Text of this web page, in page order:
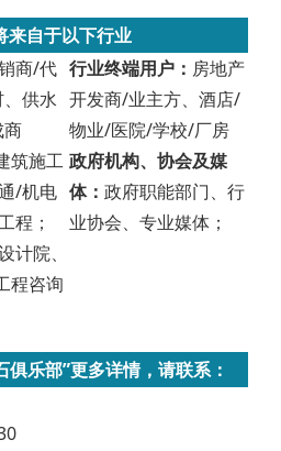
来自于以下行业
商/代
供水
商
筑施工
/机电
程；
计院、
程咨询
行业终端用户： 房地产
开发商/业主方、酒店/
物业/医院/学校/厂房
政府机构、协会及媒
体： 政府职能部门、行
业协会、专业媒体；
乐部”更多详情，请联系：